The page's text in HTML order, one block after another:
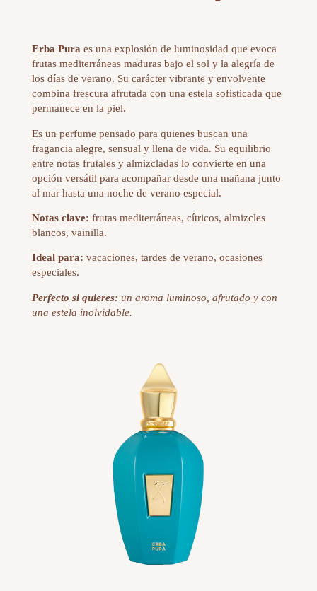
Erba Pura es una explosión de luminosidad que evoca
frutas mediterráneas maduras bajo el sol y la alegría de
los días de verano. Su carácter vibrante y envolvente
combina frescura afrutada con una estela sofisticada que
permanece en la piel.
Es un perfume pensado para quienes buscan una
fragancia alegre, sensual y llena de vida. Su equilibrio
entre notas frutales y almizcladas lo convierte en una
opción versátil para acompañar desde una mañana junto
al mar hasta una noche de verano especial.
Notas clave: frutas mediterráneas, cítricos, almizcles
blancos, vainilla.
Ideal para: vacaciones, tardes de verano, ocasiones
especiales.
Perfecto si quieres: un aroma luminoso, afrutado y con
una estela inolvidable.